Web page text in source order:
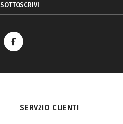
SOTTOSCRIVI
SERVZIO CLIENTI